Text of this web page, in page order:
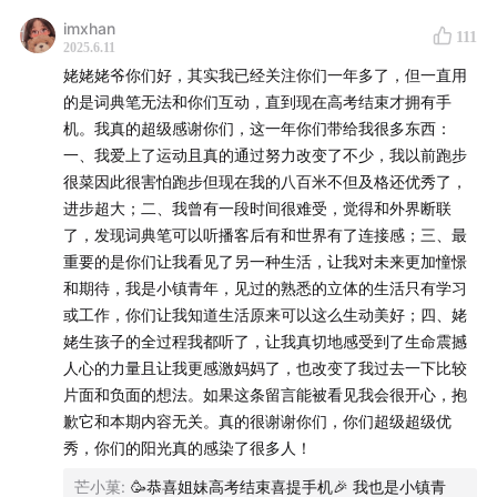
小家电解决大问题。
为什么姥姥可以5秒钟做完一顿饭，答案都在一瓶酱
给电子设备买保险到底是不是智商税？
给糖尿病患者装监控，他再也不能自欺欺人。
一点点精神食粮。
imxhan
2025.6.11
111
姥姥姥爷你们好，其实我已经关注你们一年多了，但一直用
的是词典笔无法和你们互动，直到现在高考结束才拥有手
机。我真的超级感谢你们，这一年你们带给我很多东西：
一、我爱上了运动且真的通过努力改变了不少，我以前跑步
很菜因此很害怕跑步但现在我的八百米不但及格还优秀了，
进步超大；二、我曾有一段时间很难受，觉得和外界断联
了，发现词典笔可以听播客后有和世界有了连接感；三、最
重要的是你们让我看见了另一种生活，让我对未来更加憧憬
和期待，我是小镇青年，见过的熟悉的立体的生活只有学习
或工作，你们让我知道生活原来可以这么生动美好；四、姥
姥生孩子的全过程我都听了，让我真切地感受到了生命震撼
人心的力量且让我更感激妈妈了，也改变了我过去一下比较
片面和负面的想法。如果这条留言能被看见我会很开心，抱
歉它和本期内容无关。真的很谢谢你们，你们超级超级优
秀，你们的阳光真的感染了很多人！
芒小菓: 🥳恭喜姐妹高考结束喜提手机🎉 我也是小镇青